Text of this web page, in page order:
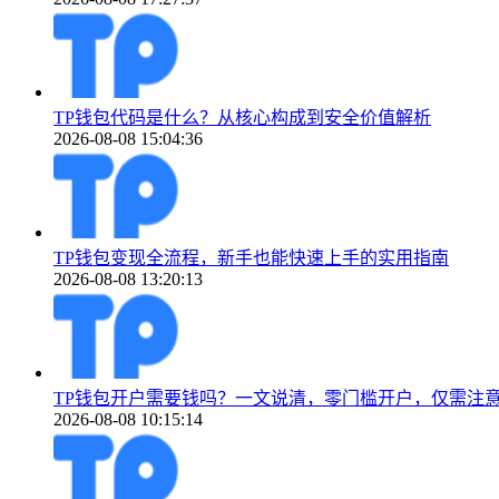
TP钱包代码是什么？从核心构成到安全价值解析
2026-08-08 15:04:36
TP钱包变现全流程，新手也能快速上手的实用指南
2026-08-08 13:20:13
TP钱包开户需要钱吗？一文说清，零门槛开户，仅需注
2026-08-08 10:15:14